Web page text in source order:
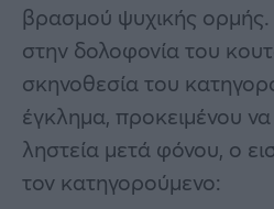
βρασμού ψυχικής
στην δολοφονία του
σκηνοθεσία του
έγκλημα, προκειμένου
ληστεία μετά φόνου, ο
τον κατηγορούμενο: